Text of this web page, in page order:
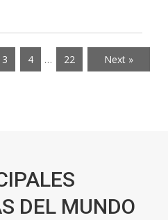
3 4 … 22 Next »
DEL MUNDO